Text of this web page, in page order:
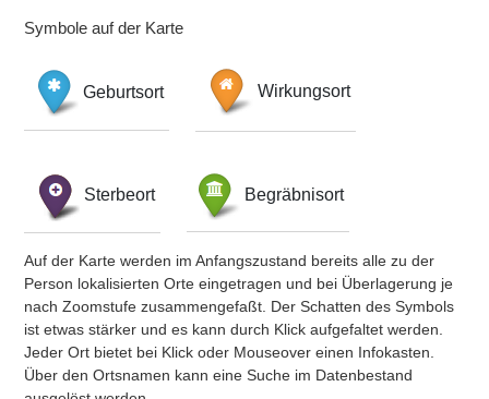
Symbole auf der Karte
Geburtsort Wirkungsort
Sterbeort Begräbnisort
Auf der Karte werden im Anfangszustand bereits alle zu der
Person lokalisierten Orte eingetragen und bei Überlagerung je
nach Zoomstufe zusammengefaßt. Der Schatten des Symbols
ist etwas stärker und es kann durch Klick aufgefaltet werden.
Jeder Ort bietet bei Klick oder Mouseover einen Infokasten.
Über den Ortsnamen kann eine Suche im Datenbestand